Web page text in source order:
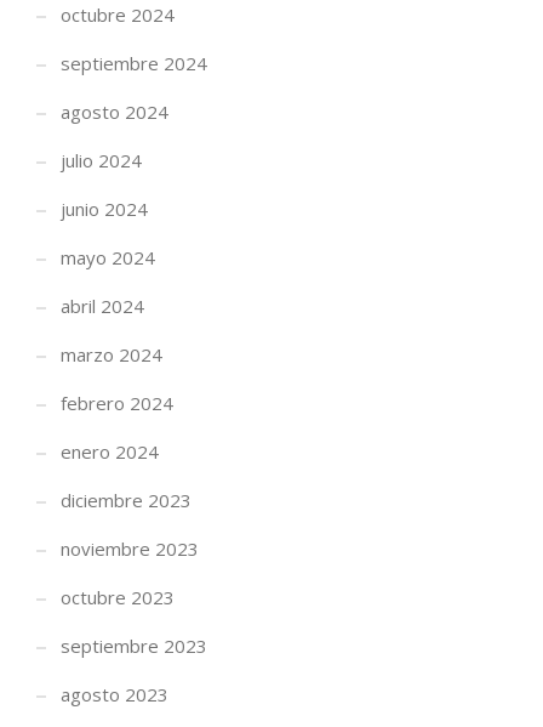
octubre 2024
septiembre 2024
agosto 2024
julio 2024
junio 2024
mayo 2024
abril 2024
marzo 2024
febrero 2024
enero 2024
diciembre 2023
noviembre 2023
octubre 2023
septiembre 2023
agosto 2023